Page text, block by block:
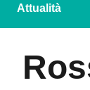
Attualità